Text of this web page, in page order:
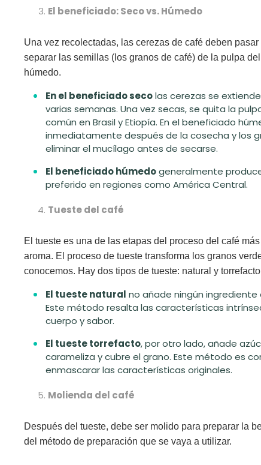
El beneficiado: Seco vs. Húmedo
Una vez recolectadas, las cerezas de café deben
separar las semillas (los granos de café) de la pulpa
húmedo.
En el beneficiado secolas cerezas se
varias semanas. Una vez secas, se quita la
común en Brasil y Etiopía. En el beneficiado
inmediatamente después de la cosecha y los
eliminar el mucílago antes de secarse.
El beneficiado húmedogeneralmente
preferido en regiones como América Central.
Tueste del café
El tueste es una de las etapas del proceso del café
aroma. El proceso de tueste transforma los granos
conocemos. Hay dos tipos de tueste: natural y torrefacto
El tueste natural no añade ningún ingrediente
Este método resalta las características
cuerpo y sabor.
El tueste torrefacto, por otro lado, añade
carameliza y cubre el grano. Este método es
enmascarar las características originales.
Molienda del café
Después del tueste, debe ser molido para preparar la
del método de preparación que se vaya a utilizar.